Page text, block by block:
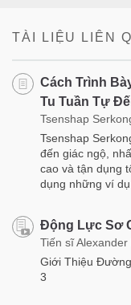
TÀI LIỆU LIÊN
Cách Trình
Tu Tuần Tự
Tsenshap
Tsenshap
đến giác ngộ,
cao và tận dụng
dụng những ví dụ
Động Lực Sơ
Tiến sĩ Alexander
Giới Thiệu
3